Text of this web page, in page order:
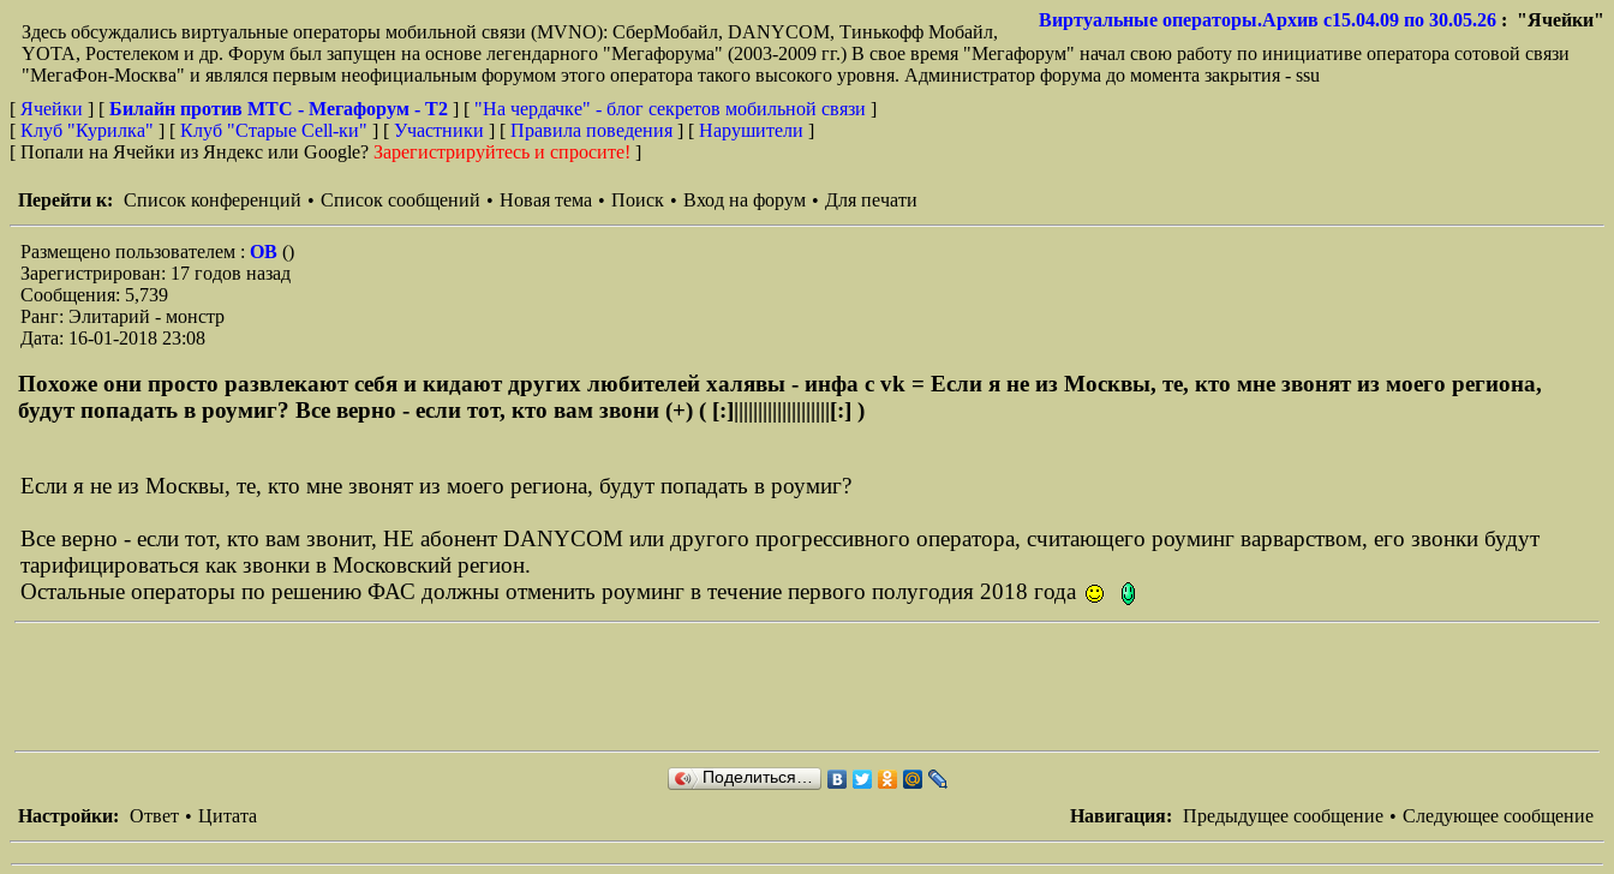
Виртуальные операторы.Архив с15.04.09 по 30.05.26 : "Ячейки"
Здесь обсуждались виртуальные операторы мобильной связи (MVNO): СберМобайл, DANYCOM, Тинькофф Мобайл,
YOTA, Ростелеком и др. Форум был запущен на основе легендарного "Мегафорума" (2003-2009 гг.) В свое время "Мегафорум" начал свою работу по инициативе оператора сотовой связи
"МегаФон-Москва" и являлся первым неофициальным форумом этого оператора такого высокого уровня. Администратор форума до момента закрытия - ssu
[ Ячейки ] [ Билайн против МТС - Мегафорум - T2 ] [ "На чердачке" - блог секретов мобильной связи ]
[ Клуб "Курилка" ] [ Клуб "Старые Сell-ки" ] [ Участники ] [ Правила поведения ] [ Нарушители ]
[ Попали на Ячейки из Яндекс или Google? Зарегистрируйтесь и спросите! ]
Перейти к: Список конференций • Список сообщений • Новая тема • Поиск • Вход на форум • Для печати
Размещено пользователем : ОВ ()
Зарегистрирован: 17 годов назад
Сообщения: 5,739
Ранг: Элитарий - монстр
Дата: 16-01-2018 23:08
Похоже они просто развлекают себя и кидают других любителей халявы - инфа с vk = Если я не из Москвы, те, кто мне звонят из моего региона,
будут попадать в роумиг? Все верно - если тот, кто вам звони (+) ( [:]||||||||||||||||||||[:] )
Если я не из Москвы, те, кто мне звонят из моего региона, будут попадать в роумиг?
Все верно - если тот, кто вам звонит, НЕ абонент DANYCOM или другого прогрессивного оператора, считающего роуминг варварством, его звонки будут
тарифицироваться как звонки в Московский регион.
Остальные операторы по решению ФАС должны отменить роуминг в течение первого полугодия 2018 года
Поделиться…
Навигация: Предыдущее сообщение • Следующее сообщение
Настройки: Ответ • Цитата